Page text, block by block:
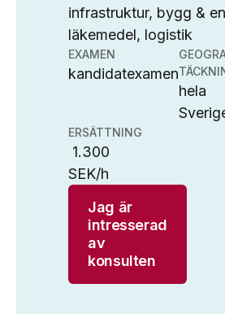
infrastruktur, bygg &
läkemedel, logistik
EXAMEN
kandidatexamen
hela
ERSÄTTNING
1.300
SEK/h
Jag är
intresserad
av
konsulten